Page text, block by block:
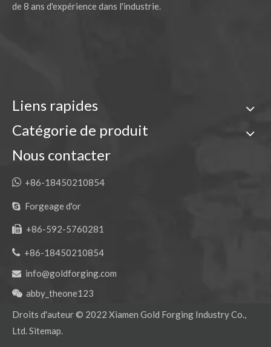
de 8 ans d'expérience dans l'industrie.
Liens rapides
Catégorie de produit
Nous contacter
 +86-18450210854
 Forgeage d'or
 +86-592-5760281
 +86-18450210854
 info@goldforging.com
 abby_theone123
Droits d'auteur © 2022 Xiamen Gold Forging Industry Co.,
Ltd.Sitemap.